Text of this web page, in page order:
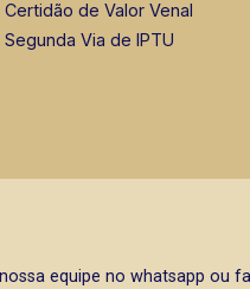
Certidão de Valor Venal
Segunda Via de IPTU
equipe no whatsapp ou